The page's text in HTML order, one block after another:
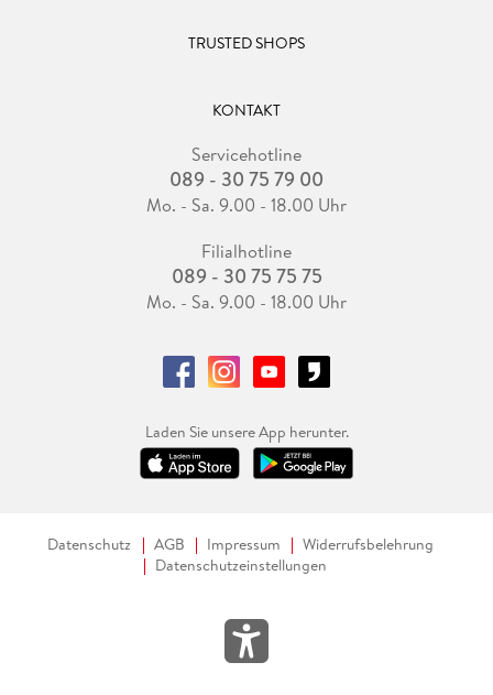
TRUSTED SHOPS
KONTAKT
Servicehotline
089 - 30 75 79 00
Mo. - Sa. 9.00 - 18.00 Uhr
Filialhotline
089 - 30 75 75 75
Mo. - Sa. 9.00 - 18.00 Uhr
Laden Sie unsere App herunter.
Datenschutz AGB Impressum
Widerrufsbelehrung
Datenschutzeinstellungen